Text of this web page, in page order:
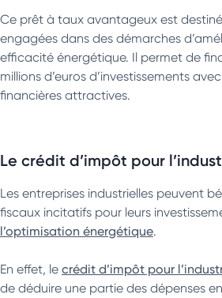
Ce prêt à taux avantageux est destiné
engagées dans des démarches
efficacité énergétique. Il permet de
millions d’euros d’investissements
financières attractives.
Le crédit d’impôt pour
Les entreprises industrielles peuvent
fiscaux incitatifs pour leurs
l’optimisation énergétique.
En effet, le crédit d’impôt pour
de déduire une partie des dépenses